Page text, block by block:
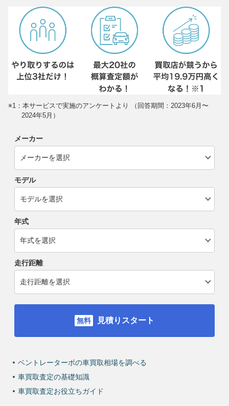
※1：本サービスで実施のアンケートより （回答期間：2023年6月〜
2024年5月）
メーカー
モデル
年式
走行距離
見積りスタート
ベントレーターボの車買取相場を調べる
車買取査定の基礎知識
車買取査定お役立ちガイド